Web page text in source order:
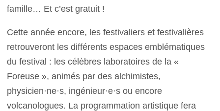
famille… Et c’est gratuit !
Cette année encore, les festivaliers et festivalières
retrouveront les différents espaces emblématiques
du festival : les célèbres laboratoires de la «
Foreuse », animés par des alchimistes,
physicien·ne·s, ingénieur·e·s ou encore
volcanologues. La programmation artistique fera